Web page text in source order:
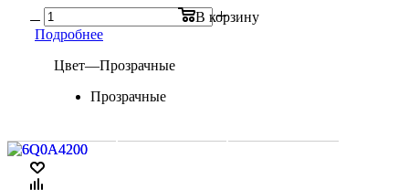
В корзину
Подробнее
Цвет—Прозрачные
Прозрачные